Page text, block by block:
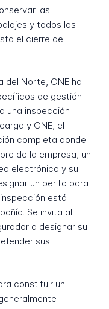
las
y todos los
el cierre del
del Norte, ONE ha
de gestión
una inspección
y ONE, el
completa donde
de la empresa, un
electrónico y su
un perito para
está
Se invita al
a designar su
sus
constituir un